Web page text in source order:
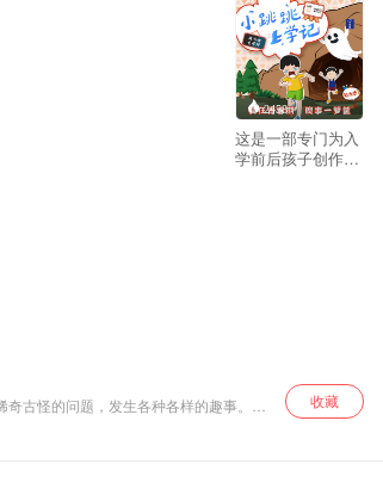
2458
这是一部专门为入
学前后孩子创作的
逐一呈现：自说自
话的流水账，奇思
怪想无边无际，搞
古怪的问题，发生各种各样的趣事。小
快乐成长心智。
收藏